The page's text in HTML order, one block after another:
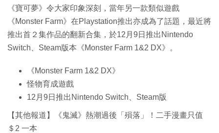
《寶可夢》令大家印象深刻，當年另一款類似遊戲
《Monster Farm》在Playstation推出亦成為了話題，最近將
推出首２集作品的翻新合集，於12月9日推出Nintendo
Switch、Steam版本《Monster Farm 1&2 DX》。
《Monster Farm 1&2 DX》
怪物育成遊戲
12月9日推出Nintendo Switch、Steam版
【其他報道】《鬼滅》熱潮過後「殞落」！二手漫畫只值
＄2 一本